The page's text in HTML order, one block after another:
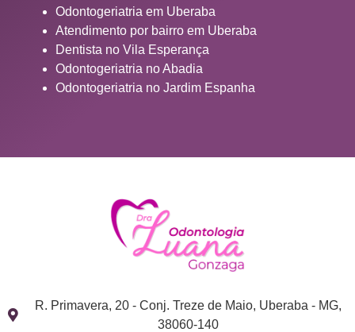
Odontogeriatria em Uberaba
Atendimento por bairro em Uberaba
Dentista no Vila Esperança
Odontogeriatria no Abadia
Odontogeriatria no Jardim Espanha
R. Primavera, 20 - Conj. Treze de Maio, Uberaba - MG,
38060-140